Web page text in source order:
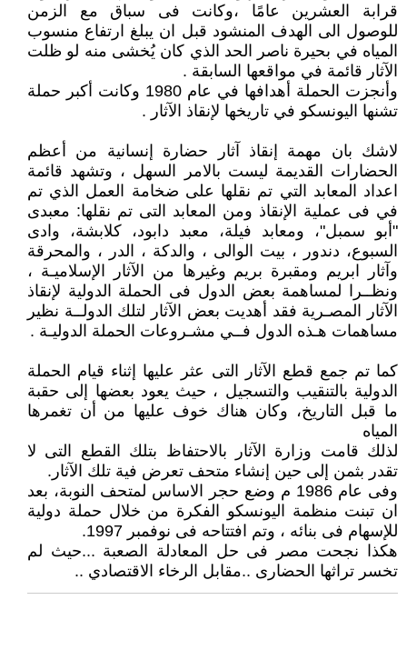
قرابة العشرين عامًا ،وكانت فى سباق مع الزمن
للوصول الى الهدف المنشود قبل ان يبلغ ارتفاع منسوب
المياه في بحيرة ناصر الحد الذي كان يُخشى منه لو ظلت
الآثار قائمة في مواقعها السابقة .
وأنجزت الحملة أهدافها في عام 1980 وكانت أكبر حملة
تشنها اليونسكو في تاريخها لإنقاذ الآثار .
لاشك بان مهمة إنقاذ آثار حضارة إنسانية من أعظم
الحضارات القديمة ليست بالامر السهل ، وتشهد قائمة
اعداد المعابد التي تم نقلها على ضخامة العمل الذي تم
في فى عملية الإنقاذ ومن المعابد التى تم نقلها: معبدى
"أبو سمبل"، ومعابد فيلة، معبد دابود، كلابشة، وادى
السبوع، دندور ، بيت الوالى ، والدكة ، الدر ، والمحرقة
وآثار ابريم ومقبرة بريم وغيرها من الآثار الإسلاميـة ،
ونظــرا لمساهمة بعض الدول فى الحملة الدولية لإنقاذ
الآثار المصـرية فقد أهديت بعض الآثار لتلك الدولــة نظير
مساهمات هـذه الدول فــي مشـروعات الحملة الدوليـة .
كما تم جمع قطع الآثار التى عثر عليها إثناء قيام الحملة
الدولية بالتنقيب والتسجيل ، حيث يعود بعضها إلى حقبة
ما قبل التاريخ، وكان هناك خوف عليها من أن تغمرها
المياه
لذلك قامت وزارة الآثار بالاحتفاظ بتلك القطع التى لا
تقدر بثمن إلى حين إنشاء متحف تعرض فية تلك الآثار.
وفى عام 1986 م وضع حجر الاساس لمتحف النوبة، بعد
ان تبنت منظمة اليونسكو الفكرة من خلال حملة دولية
للإسهام فى بنائه ، وتم افتتاحه فى نوفمبر 1997.
هكذا نجحت مصر فى حل المعادلة الصعبة ...حيث لم
تخسر تراثها الحضارى ..مقابل الرخاء الاقتصادي ..